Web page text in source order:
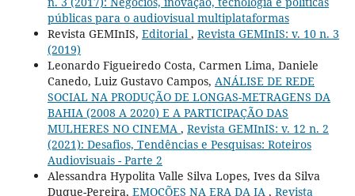
públicas para o audiovisual multiplataformas
Revista GEMInIS, Editorial , Revista GEMInIS: v. 10 n. 3
(2019)
Leonardo Figueiredo Costa, Carmen Lima, Daniele
Canedo, Luiz Gustavo Campos, ANÁLISE DE REDE
SOCIAL NA PRODUÇÃO DE LONGAS-METRAGENS DA
BAHIA (2008 A 2020) E A PARTICIPAÇÃO DAS
MULHERES NO CINEMA , Revista GEMInIS: v. 12 n. 2
(2021): Desafios, Tendências e Pesquisas: Roteiros
Audiovisuais - Parte 2
Alessandra Hypolita Valle Silva Lopes, Ives da Silva
Duque-Pereira, EMOÇÕES NA ERA DA IA , Revista